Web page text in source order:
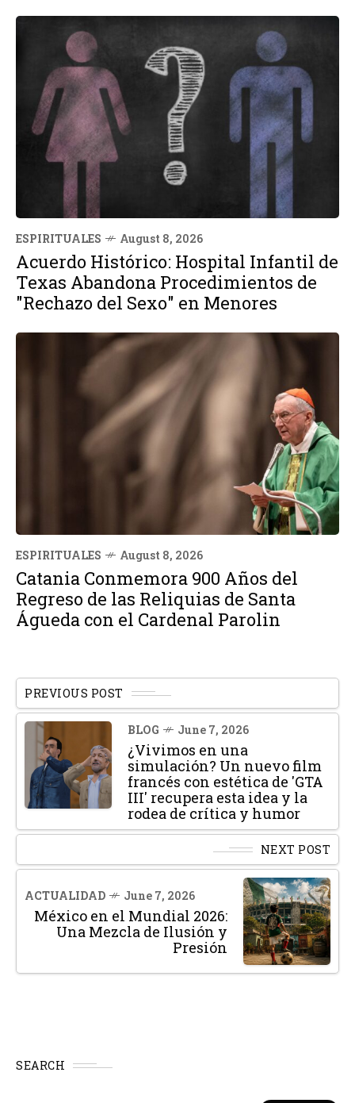
ESPIRITUALES August 8, 2026
Acuerdo Histórico: Hospital Infantil de
Texas Abandona Procedimientos de
"Rechazo del Sexo" en Menores
ESPIRITUALES August 8, 2026
Catania Conmemora 900 Años del
Regreso de las Reliquias de Santa
Águeda con el Cardenal Parolin
PREVIOUS POST
BLOG June 7, 2026
¿Vivimos en una
simulación? Un nuevo film
francés con estética de 'GTA
III' recupera esta idea y la
rodea de crítica y humor
NEXT POST
ACTUALIDAD June 7, 2026
México en el Mundial 2026:
Una Mezcla de Ilusión y
Presión
SEARCH